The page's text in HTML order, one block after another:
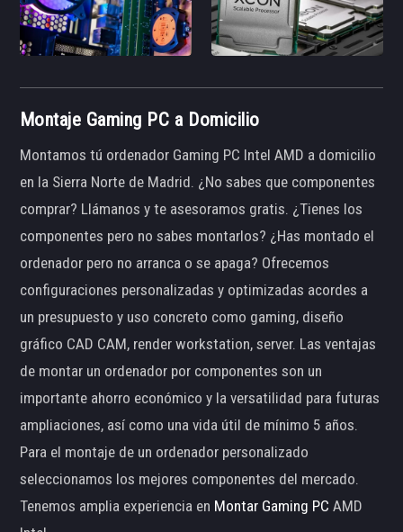
Montaje Gaming PC a Domicilio
Montamos tú ordenador Gaming PC Intel AMD a domicilio
en la Sierra Norte de Madrid. ¿No sabes que componentes
comprar? Llámanos y te asesoramos gratis. ¿Tienes los
componentes pero no sabes montarlos? ¿Has montado el
ordenador pero no arranca o se apaga? Ofrecemos
configuraciones personalizadas y optimizadas acordes a
un presupuesto y uso concreto como gaming, diseño
gráfico CAD CAM, render workstation, server. Las ventajas
de montar un ordenador por componentes son un
importante ahorro económico y la versatilidad para futuras
ampliaciones, así como una vida útil de mínimo 5 años.
Para el montaje de un ordenador personalizado
seleccionamos los mejores componentes del mercado.
Tenemos amplia experiencia en Montar Gaming PC AMD